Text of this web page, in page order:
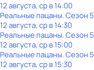
12 августа, ср в 14:00
Реальные пацаны. Сезон 5
12 августа, ср в 14:30
Реальные пацаны. Сезон 5
12 августа, ср в 15:00
Реальные пацаны. Сезон 5
12 августа, ср в 15:30